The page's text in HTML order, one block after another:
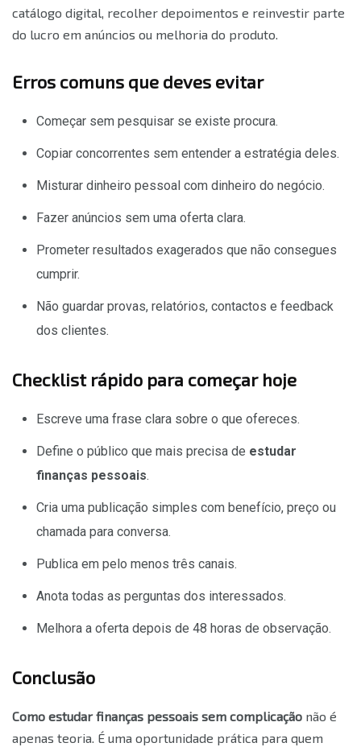
catálogo digital, recolher depoimentos e reinvestir parte
do lucro em anúncios ou melhoria do produto.
Erros comuns que deves evitar
Começar sem pesquisar se existe procura.
Copiar concorrentes sem entender a estratégia deles.
Misturar dinheiro pessoal com dinheiro do negócio.
Fazer anúncios sem uma oferta clara.
Prometer resultados exagerados que não consegues
cumprir.
Não guardar provas, relatórios, contactos e feedback
dos clientes.
Checklist rápido para começar hoje
Escreve uma frase clara sobre o que ofereces.
Define o público que mais precisa de estudar
finanças pessoais.
Cria uma publicação simples com benefício, preço ou
chamada para conversa.
Publica em pelo menos três canais.
Anota todas as perguntas dos interessados.
Melhora a oferta depois de 48 horas de observação.
Conclusão
Como estudar finanças pessoais sem complicação não é
apenas teoria. É uma oportunidade prática para quem